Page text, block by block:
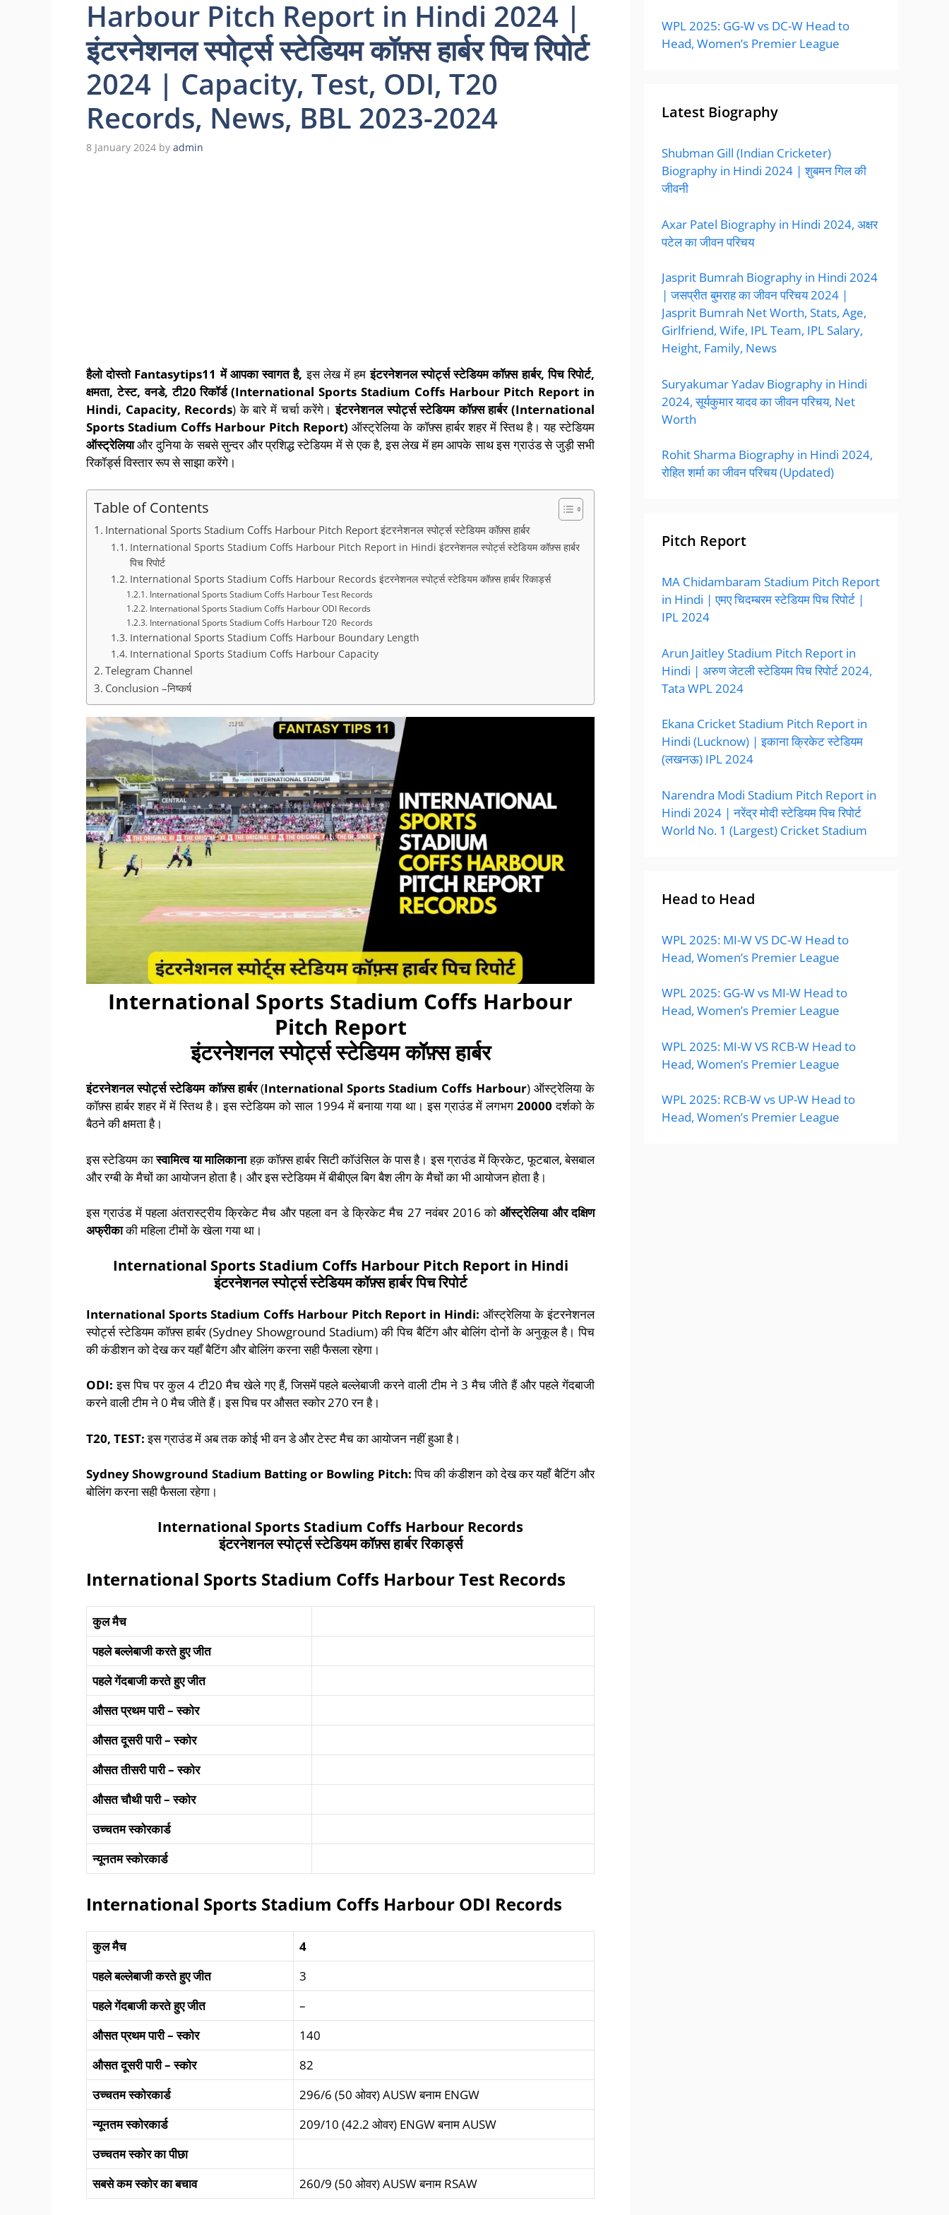
Harbour Pitch Report in Hindi 2024 |
इंटरनेशनल स्पोर्ट्स स्टेडियम कॉफ़्स हार्बर पिच रिपोर्ट
2024 | Capacity, Test, ODI, T20
Records, News, BBL 2023-2024
8 January 2024 by admin
हैलो दोस्तो Fantasytips11 में आपका स्वागत है, इस लेख में हमइंटरनेशनल स्पोर्ट्स स्टेडियम कॉफ़्स हार्बर,पिच रिपोर्ट,
क्षमता,टेस्ट,वनडे,टी20रिकॉर्ड (International Sports Stadium Coffs Harbour Pitch Report in
Hindi, Capacity, Records) के बारे में चर्चा करेंगे।इंटरनेशनल स्पोर्ट्स स्टेडियम कॉफ़्स हार्बर (International
Sports Stadium Coffs Harbour Pitch Report) ऑस्ट्रेलिया के कॉफ़्स हार्बर शहर में स्तिथ है। यह स्टेडियम
ऑस्ट्रेलियाऔर दुनिया के सबसे सुन्दर और प्रशिद्ध स्टेडियम में से एक है, इस लेख में हम आपके साथ इस ग्राउंड से जुड़ी सभी
रिकॉर्ड्स विस्तार रूप से साझा करेंगे।
Table of Contents
International Sports Stadium Coffs Harbour Pitch Report इंटरनेशनल स्पोर्ट्स स्टेडियम कॉफ़्स हार्बर
International Sports Stadium Coffs Harbour Pitch Report in Hindi इंटरनेशनल स्पोर्ट्स स्टेडियम कॉफ़्स हार्बर
पिच रिपोर्ट
International Sports Stadium Coffs Harbour Records इंटरनेशनल स्पोर्ट्स स्टेडियम कॉफ़्स हार्बर रिकार्ड्स
International Sports Stadium Coffs Harbour Test Records
International Sports Stadium Coffs Harbour ODI Records
International Sports Stadium Coffs Harbour T20 Records
International Sports Stadium Coffs Harbour Boundary Length
International Sports Stadium Coffs Harbour Capacity
Telegram Channel
Conclusion –निष्कर्ष
International Sports Stadium Coffs Harbour
Pitch Report
इंटरनेशनल स्पोर्ट्स स्टेडियम कॉफ़्स हार्बर
इंटरनेशनल स्पोर्ट्स स्टेडियम कॉफ़्स हार्बर(International Sports Stadium Coffs Harbour) ऑस्ट्रेलिया के
कॉफ़्स हार्बर शहर में में स्तिथ है। इस स्टेडियम को साल 1994 में बनाया गया था। इस ग्राउंड में लगभग 20000 दर्शको के
बैठने की क्षमता है।
इस स्टेडियम कास्वामित्व या मालिकानाहक़ कॉफ़्स हार्बर सिटी कॉउंसिल के पास है। इस ग्राउंड में क्रिकेट, फूटबाल, बेसबाल
और रग्बी के मैचों का आयोजन होता है। और इस स्टेडियम में बीबीएल बिग बैश लीग के मैचों का भी आयोजन होता है।
इस ग्राउंड में पहला अंतरास्ट्रीय क्रिकेट मैच और पहला वन डे क्रिकेट मैच 27 नवंबर 2016 कोऑस्ट्रेलिया और दक्षिण
अफ्रीकाकी महिला टीमों के खेला गया था।
International Sports Stadium Coffs Harbour Pitch Report in Hindi
इंटरनेशनल स्पोर्ट्स स्टेडियम कॉफ़्स हार्बर पिच रिपोर्ट
International Sports Stadium Coffs Harbour Pitch Report in Hindi: ऑस्ट्रेलिया के इंटरनेशनल
स्पोर्ट्स स्टेडियम कॉफ़्स हार्बर (Sydney Showground Stadium) की पिच बैटिंग और बोलिंग दोनों के अनुकूल है। पिच
की कंडीशन को देख कर यहाँ बैटिंग और बोलिंग करना सही फैसला रहेगा।
ODI: इस पिच पर कुल 4 टी20 मैच खेले गए हैं, जिसमें पहले बल्लेबाजी करने वाली टीम ने 3 मैच जीते हैं और पहले गेंदबाजी
करने वाली टीम ने 0 मैच जीते हैं। इस पिच पर औसत स्कोर 270 रन है।
T20, TEST:इस ग्राउंड में अब तक कोई भी वन डे और टेस्ट मैच का आयोजन नहीं हुआ है।
Sydney Showground Stadium Batting or Bowling Pitch:पिच की कंडीशन को देख कर यहाँ बैटिंग और
बोलिंग करना सही फैसला रहेगा।
International Sports Stadium Coffs Harbour Records
इंटरनेशनल स्पोर्ट्स स्टेडियम कॉफ़्स हार्बर रिकार्ड्स
International Sports Stadium Coffs Harbour Test Records
कुलमैच
पहलेबल्लेबाजीकरतेहुएजीत
पहलेगेंदबाजीकरतेहुएजीत
औसतप्रथमपारी–स्कोर
औसतदूसरी पारी–स्कोर
औसततीसरीपारी– स्कोर
औसतचौथीपारी– स्कोर
उच्चतम स्कोरकार्ड
न्यूनतम स्कोरकार्ड
International Sports Stadium Coffs Harbour ODI Records
कुलमैच
4
पहलेबल्लेबाजीकरतेहुएजीत
3
पहलेगेंदबाजीकरतेहुएजीत
–
औसतप्रथमपारी–स्कोर
140
औसतदूसरी पारी–स्कोर
82
उच्चतम स्कोरकार्ड
296/6 (50 ओवर) AUSW बनाम ENGW
न्यूनतम स्कोरकार्ड
209/10 (42.2 ओवर) ENGW बनाम AUSW
उच्चतम स्कोर का पीछा
सबसे कम स्कोर का बचाव
260/9 (50 ओवर) AUSW बनाम RSAW
WPL 2025: GG-W vs DC-W Head to
Head, Women’s Premier League
Latest Biography
Shubman Gill (Indian Cricketer)
Biography in Hindi 2024 | शुबमन गिल की
जीवनी
Axar Patel Biography in Hindi 2024, अक्षर
पटेल का जीवन परिचय
Jasprit Bumrah Biography in Hindi 2024
| जसप्रीत बुमराह का जीवन परिचय 2024 |
Jasprit Bumrah Net Worth, Stats, Age,
Girlfriend, Wife, IPL Team, IPL Salary,
Height, Family, News
Suryakumar Yadav Biography in Hindi
2024, सूर्यकुमार यादव का जीवन परिचय, Net
Worth
Rohit Sharma Biography in Hindi 2024,
रोहित शर्मा का जीवन परिचय (Updated)
Pitch Report
MA Chidambaram Stadium Pitch Report
in Hindi | एमए चिदम्बरम स्टेडियम पिच रिपोर्ट |
IPL 2024
Arun Jaitley Stadium Pitch Report in
Hindi | अरुण जेटली स्टेडियम पिच रिपोर्ट 2024,
Tata WPL 2024
Ekana Cricket Stadium Pitch Report in
Hindi (Lucknow) | इकाना क्रिकेट स्टेडियम
(लखनऊ) IPL 2024
Narendra Modi Stadium Pitch Report in
Hindi 2024 | नरेंद्र मोदी स्टेडियम पिच रिपोर्ट
World No. 1 (Largest) Cricket Stadium
Head to Head
WPL 2025: MI-W VS DC-W Head to
Head, Women’s Premier League
WPL 2025: GG-W vs MI-W Head to
Head, Women’s Premier League
WPL 2025: MI-W VS RCB-W Head to
Head, Women’s Premier League
WPL 2025: RCB-W vs UP-W Head to
Head, Women’s Premier League